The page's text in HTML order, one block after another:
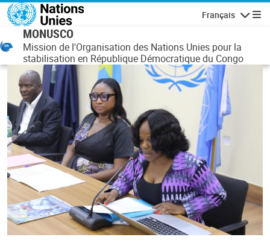
Aller au contenu principal
Français
MONUSCO
Mission de l'Organisation des Nations Unies pour la
stabilisation en République Démocratique du Congo